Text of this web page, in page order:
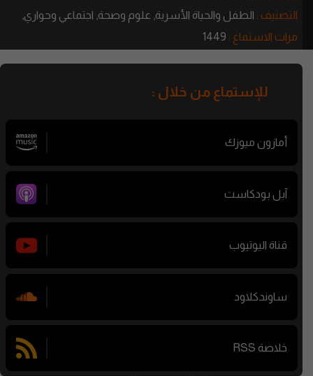
التصنيف : الطفل والحياة الأسرية, علوم وصحة, اجتماعي وحواري,
مرات الاستماع : 1449
للإستماع من خلال :
أمازون ميوزك
آبل بودكاست
قناة اليوتيوب
ساوندكلاود
خلاصة RSS